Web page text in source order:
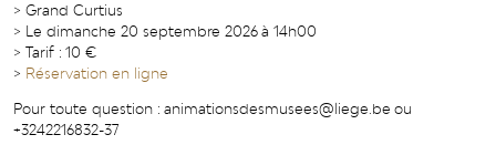
> Grand Curtius
> Le dimanche 20 septembre 2026 à 14h00
> Tarif : 10 €
> Réservation en ligne
Pour toute question : animationsdesmusees@liege.be ou
+3242216832-37